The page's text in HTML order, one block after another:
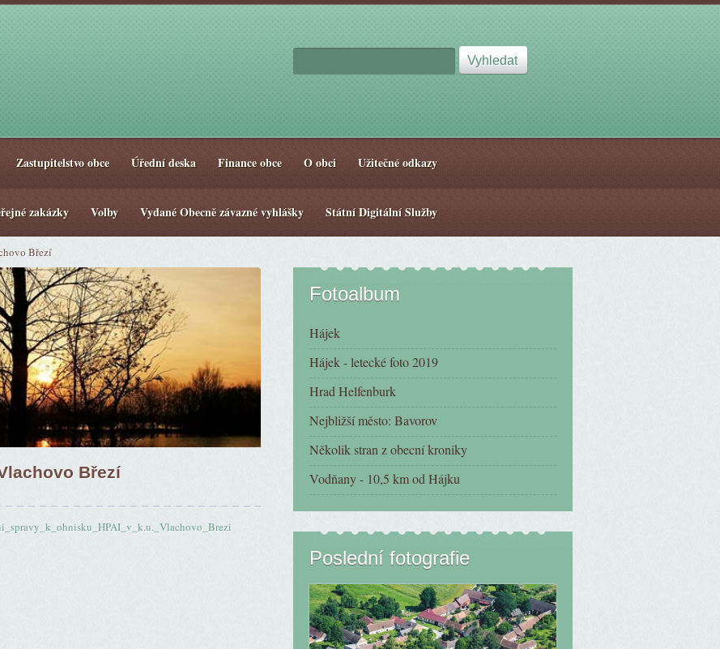
Zastupitelstvo obce Úřední deska Finance obce O obci Užitečné odkazy
zakázky Volby Vydané Obecně závazné vyhlášky Státní Digitální Služby
Březí
Březí
Fotoalbum
Hájek
Hájek - letecké foto 2019
Hrad Helfenburk
Nejbližší město: Bavorov
Několik stran z obecní kroniky
Vodňany - 10,5 km od Hájku
Poslední fotografie